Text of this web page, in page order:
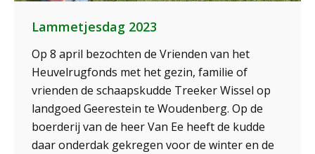
Lammetjesdag 2023
Op 8 april bezochten de Vrienden van het
Heuvelrugfonds met het gezin, familie of
vrienden de schaapskudde Treeker Wissel op
landgoed Geerestein te Woudenberg. Op de
boerderij van de heer Van Ee heeft de kudde
daar onderdak gekregen voor de winter en de